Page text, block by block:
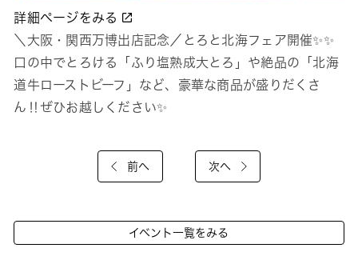
詳細ページをみる
＼大阪・関西万博出店記念／とろと北海フェア開催✨✨
口の中でとろける「ふり塩熟成大とろ」や絶品の「北海
道牛ローストビーフ」など、豪華な商品が盛りだくさ
ん‼ぜひお越しください✨
前へ 次へ
イベント一覧をみる